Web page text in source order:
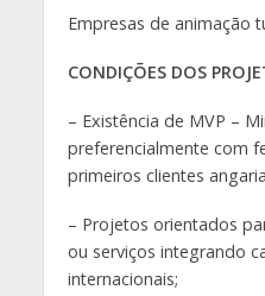
Empresas de animação
CONDIÇÕES DOS
– Existência de MVP –
preferencialmente com
primeiros clientes
– Projetos orientados
ou serviços integrando
internacionais;